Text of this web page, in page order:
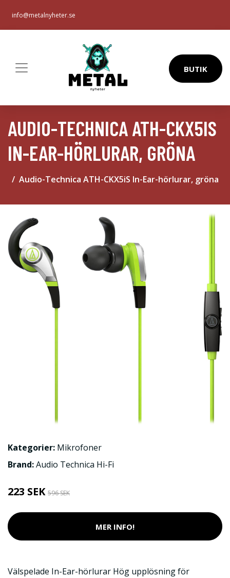
info@metalnyheter.se
BUTIK
AUDIO-TECHNICA ATH-CKX5IS
IN-EAR-HÖRLURAR, GRÖNA
Audio-Technica ATH-CKX5iS In-Ear-hörlurar, gröna
Kategorier: Mikrofoner
Brand:Audio Technica Hi-Fi
223 SEK 596 SEK
MER INFO!
Välspelade In-Ear-hörlurar Hög upplösning för